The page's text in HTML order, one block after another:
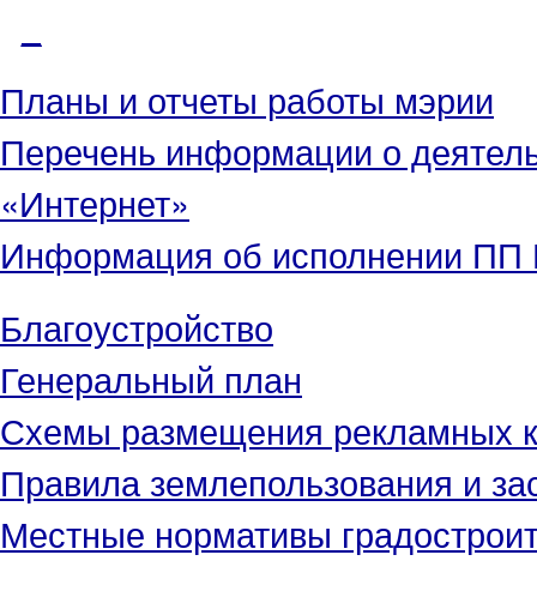
Планы и отчеты работы мэрии
Перечень информации о
«Интернет»
Информация об исполнении ПП
Благоустройство
Генеральный план
Схемы размещения рекламных
Правила землепользования и
Местные нормативы